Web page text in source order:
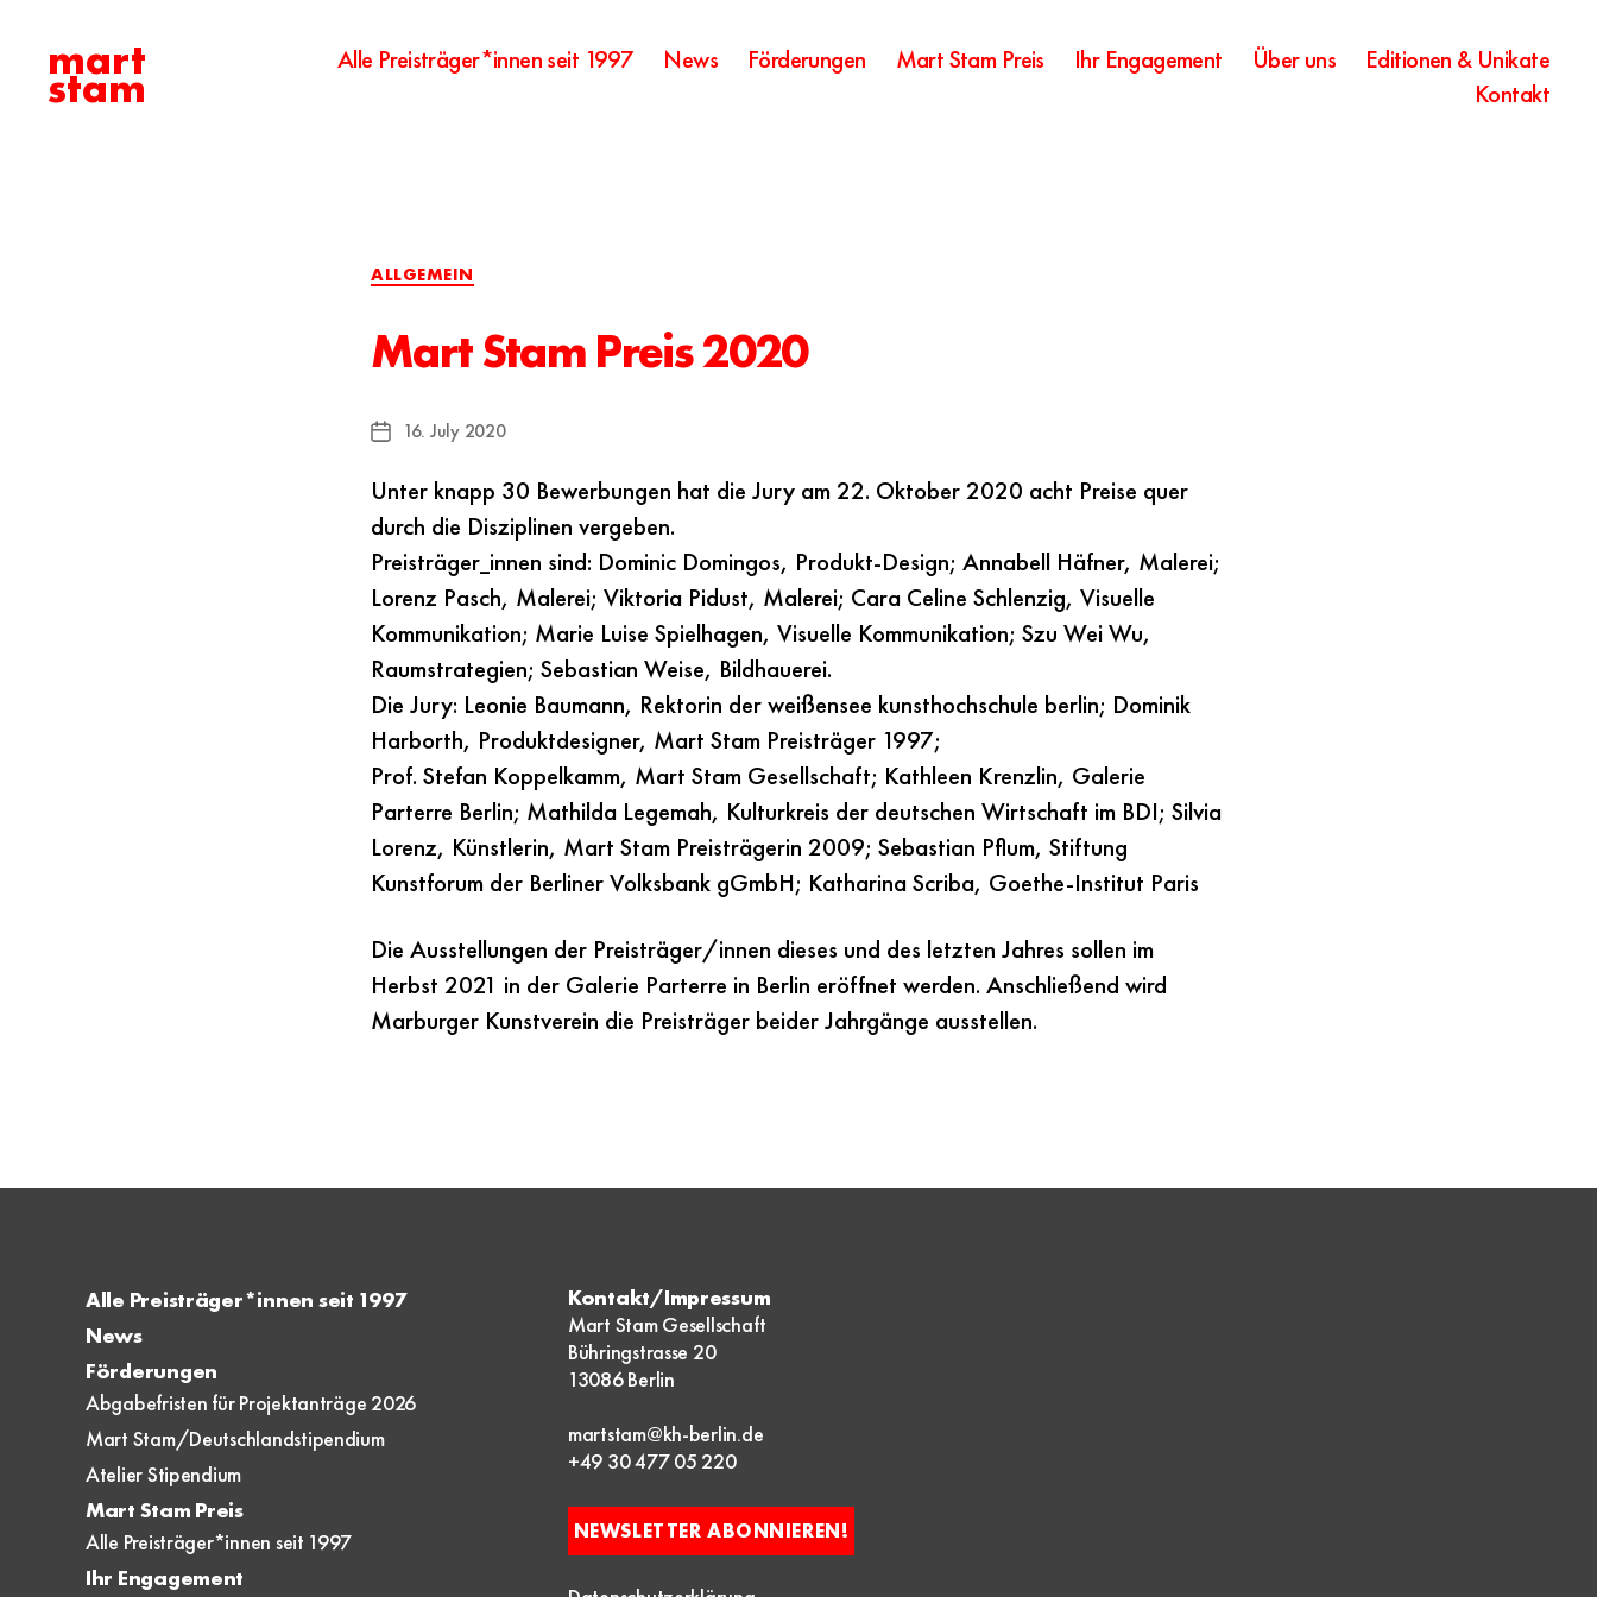
mart
stam
Alle Preisträger*innen seit 1997 News Förderungen Mart Stam Preis Ihr Engagement Über uns
Editionen & Unikate
Kontakt
Categories
ALLGEMEIN
Mart Stam Preis 2020
Post 16. July 2020
Unter knapp 30 Bewerbungen hat die Jury am 22. Oktober 2020 acht Preise quer
durch die Disziplinen vergeben.
Preisträger_innen sind: Dominic Domingos, Produkt-Design; Annabell Häfner, Malerei;
Lorenz Pasch, Malerei; Viktoria Pidust, Malerei; Cara Celine Schlenzig, Visuelle
Kommunikation; Marie Luise Spielhagen, Visuelle Kommunikation; Szu Wei Wu,
Raumstrategien; Sebastian Weise, Bildhauerei.
Die Jury: Leonie Baumann, Rektorin der weißensee kunsthochschule berlin; Dominik
Harborth, Produktdesigner, Mart Stam Preisträger 1997;
Prof. Stefan Koppelkamm, Mart Stam Gesellschaft; Kathleen Krenzlin, Galerie
Parterre Berlin; Mathilda Legemah, Kulturkreis der deutschen Wirtschaft im BDI; Silvia
Lorenz, Künstlerin, Mart Stam Preisträgerin 2009; Sebastian Pflum, Stiftung
Kunstforum der Berliner Volksbank gGmbH; Katharina Scriba, Goethe-Institut Paris
Die Ausstellungen der Preisträger/innen dieses und des letzten Jahres sollen im
Herbst 2021 in der Galerie Parterre in Berlin eröffnet werden. Anschließend wird
Marburger Kunstverein die Preisträger beider Jahrgänge ausstellen.
Alle Preisträger*innen seit 1997
News
Förderungen
Abgabefristen für Projektanträge 2026
Mart Stam/Deutschlandstipendium
Atelier Stipendium
Mart Stam Preis
Alle Preisträger*innen seit 1997
Ihr Engagement
Kontakt/Impressum
Mart Stam Gesellschaft
Bühringstrasse 20
13086 Berlin
martstam@kh-berlin.de
+49 30 477 05 220
NEWSLETTER ABONNIEREN!